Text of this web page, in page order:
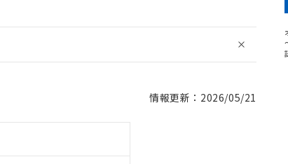
情報更新：2026/05/21